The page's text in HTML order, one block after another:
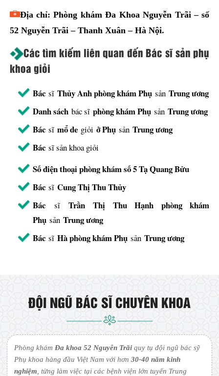
Địa chỉ: Phòng khám Đa Khoa Nguyễn Trãi – số
52 Nguyễn Trãi – Thanh Xuân – Hà Nội.
Các tìm kiếm liên quan đến Bác sĩ sản phụ
khoa giỏi
Bác sĩThủy Anh phòng khám Phụ sảnTrung ương
Danh sách bác sĩphòng khám Phụ sảnTrung ương
Bác sĩmổ de giỏiở Phụ sảnTrung ương
Bác sĩ sản khoa giỏi
Số điện thoại phòng khám số 5 Tạ Quang Bửu
Bác sĩCung Thị Thu Thủy
Bác sĩTrần Thị Thu Hạnh phòng khám
Phụ sảnTrung ương
Bác sĩHà phòng khám Phụ sảnTrung ương
ĐỘI NGŨ BÁC SĨ CHUYÊN KHOA
Phòng khámĐa khoa 52 Nguyễn Trãi quy tụ đội ngũ bác sỹ
Phụ khoa hàng đầu Việt Nam với hơn30-40 năm kinh
nghiệm , từng làm việc tại các bệnh viện lớn tuyến Trung